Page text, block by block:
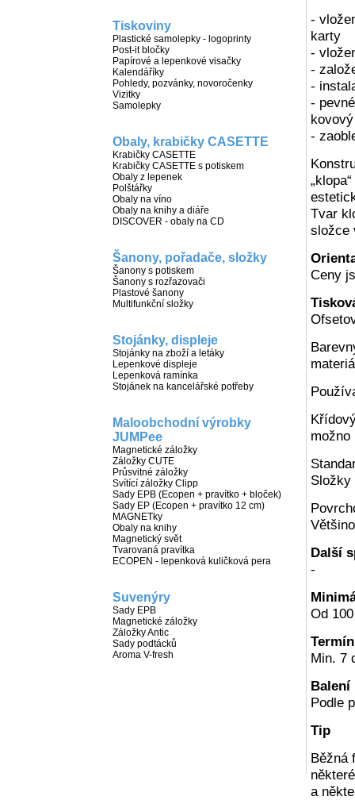
Tiskoviny
Plastické samolepky - logoprinty
Post-it bločky
Papírové a lepenkové visačky
Kalendáříky
Pohledy, pozvánky, novoročenky
Vizitky
Samolepky
Obaly, krabičky CASETTE
Krabičky CASETTE
Krabičky CASETTE s potiskem
Obaly z lepenek
Polštářky
Obaly na víno
Obaly na knihy a diáře
DISCOVER - obaly na CD
Šanony, pořadače, složky
Šanony s potiskem
Šanony s rozřazovači
Plastové šanony
Multifunkční složky
Stojánky, displeje
Stojánky na zboží a letáky
Lepenkové displeje
Lepenková ramínka
Stojánek na kancelářské potřeby
Maloobchodní výrobky
JUMPee
Magnetické záložky
Záložky CUTE
Průsvitné záložky
Svítící záložky Clipp
Sady EPB (Ecopen + pravítko + bloček)
Sady EP (Ecopen + pravítko 12 cm)
MAGNETky
Obaly na knihy
Magnetický svět
Tvarovaná pravítka
ECOPEN - lepenková kuličková pera
Suvenýry
Sady EPB
Magnetické záložky
Záložky Antic
Sady podtácků
Aroma V-fresh
-
-
-
-
-
-
Tvar
složce
Ceny
Složky
Další
-
Od
Min. 7
Balení
Podle
Tip
Běžná
a